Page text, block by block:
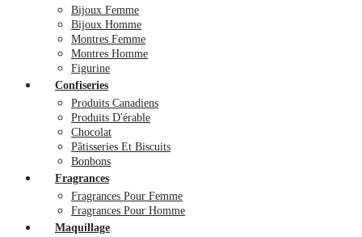
Bijoux Femme
Bijoux Homme
Montres Femme
Montres Homme
Figurine
Confiseries
Produits Canadiens
Produits D'érable
Chocolat
Pâtisseries Et Biscuits
Bonbons
Fragrances
Fragrances Pour Femme
Fragrances Pour Homme
Maquillage